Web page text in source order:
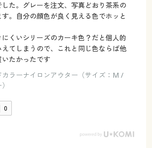
た。グレーを注文、写真どおり茶系の
す。自分の顔色が良く見える色でホッと
くいシリーズのカーキ色？だと個人的
えてしまうので、これと同じ色ならば他
たかったです
カラーナイロンアウター（サイズ：M /
0